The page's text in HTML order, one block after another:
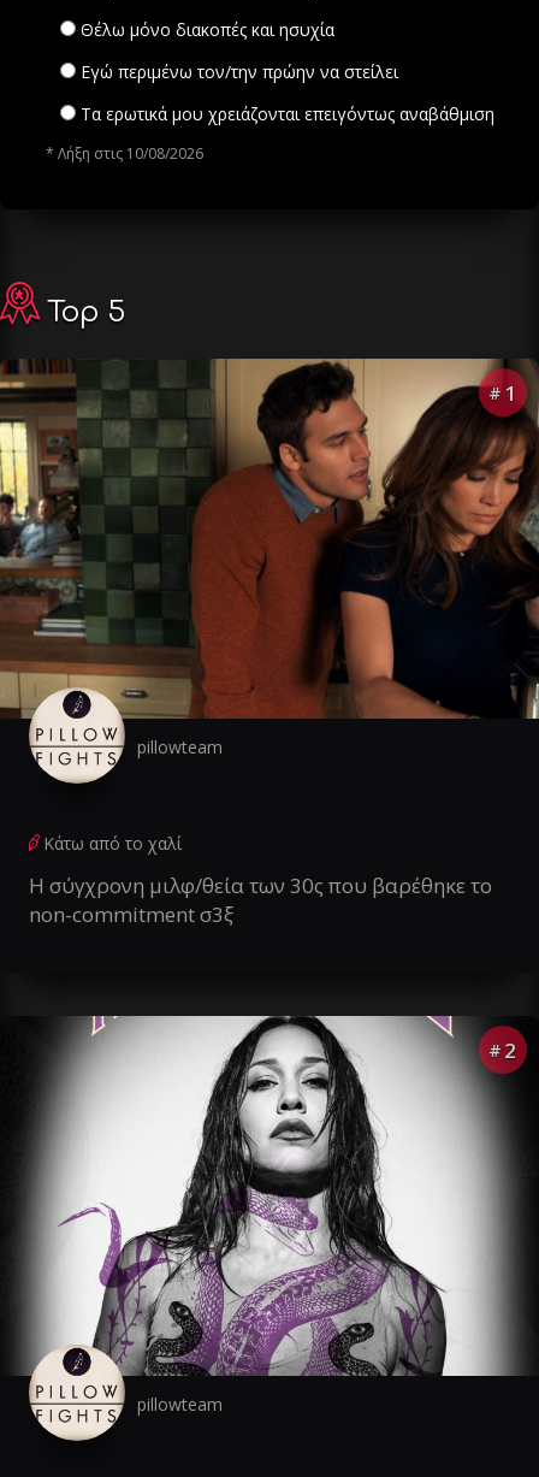
Θέλω μόνο διακοπές και ησυχία
Εγώ περιμένω τον/την πρώην να στείλει
Τα ερωτικά μου χρειάζονται επειγόντως αναβάθμιση
* Λήξη στις 10/08/2026
Top 5
# 1
pillowteam
Κάτω από το χαλί
Η σύγχρονη μιλφ/θεία των 30ς που βαρέθηκε το
non-commitment σ3ξ
# 2
pillowteam